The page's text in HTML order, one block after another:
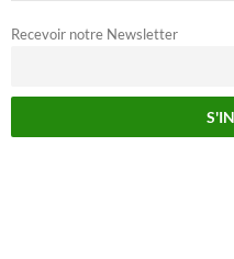
Recevoir notre Newsletter